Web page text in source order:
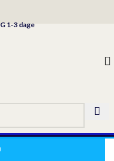
1-3 dage